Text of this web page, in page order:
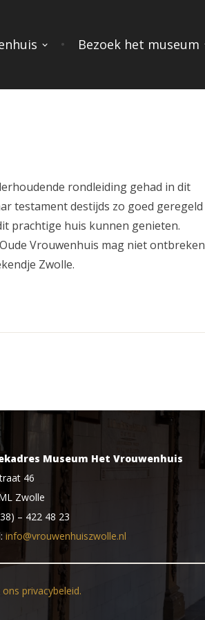
Bezoek het museum
rondleiding gehad in dit
testament destijds zo goed geregeld
prachtige huis kunnen genieten.
Vrouwenhuis mag niet ontbreken
Zwolle.
Museum Het Vrouwenhuis
46
Zwolle
– 422 48 23
info@vrouwenhuiszwolle.nl
ons privacybeleid.